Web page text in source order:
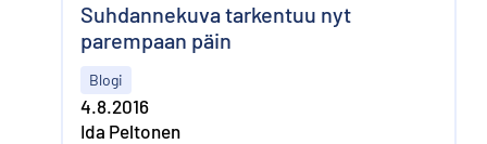
Suhdannekuva tarkentuu nyt
parempaan päin
Blogi
4.8.2016
Ida Peltonen